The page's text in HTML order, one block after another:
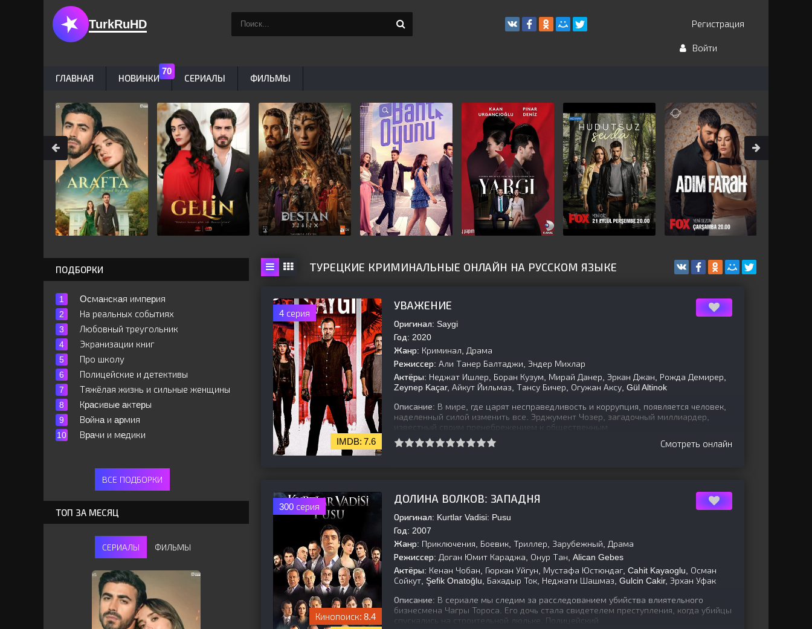
ТУРЕЦКИЕ КРИМИНАЛЬНЫЕ ОНЛАЙН НА РУССКОМ ЯЗЫКЕ
4 серия
7.6
УВАЖЕНИЕ
Оригинал: Saygi
Год: 2020
Жанр: Криминал, Драма
Режиссер: Али Танер Балтаджи, Эндер Михлар
Актёры: Неджат Ишлер, Боран Кузум, Мирай Данер, Эркан Джан, Рожда Демирер,
Zeynep Kaçar, Айкут Йильмаз, Тансу Бичер, Огужан Аксу, Gül Altinok
Описание: В мире, где царят несправедливость и коррупция, появляется человек,
наделенный силой изменить все. Эрджумент Чозер, загадочный миллиардер,
известный своим пренебрежением к общественным
Смотреть онлайн
300 серия
8.4
ДОЛИНА ВОЛКОВ: ЗАПАДНЯ
Оригинал: Kurtlar Vadisi: Pusu
Год: 2007
Жанр: Приключения, Боевик, Триллер, Зарубежный, Драма
Режиссер: Доган Юмит Караджа, Онур Тан, Alican Gebes
Актёры: Кенан Чобан, Гюркан Уйгун, Мустафа Юстюндаг, Cahit Kayaoglu, Осман
Сойкут, Şefik Onatoğlu, Бахадыр Ток, Неджати Шашмаз, Gulcin Cakir, Эрхан Уфак
Описание: В сериале мы следим за расследованием убийства влиятельного
бизнесмена Чагры Тороса. Его дочь стала свидетелем преступления, когда убийцы
спускались на строительной люльке. Полицейский
ПОДБОРКИ
Ocмaнcкaя импepия
На реальных событиях
Любовный треугольник
Экранизации книг
Про школу
Полицейские и детективы
Тяжёлая жизнь и сильные женщины
Кpacивыe aктepы
Вoйнa и apмия
Вpaчи и мeдики
ВСЕ ПОДБОРКИ
ТОП ЗА МЕСЯЦ
СЕРИАЛЫ ФИЛЬМЫ
TurkRuHD Регистрация
Войти
ГЛАВНАЯ НОВИНКИ СЕРИАЛЫ ФИЛЬМЫ